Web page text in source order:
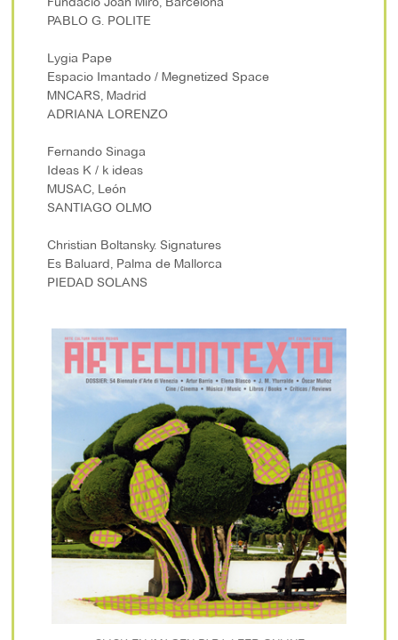
PABLO G. POLITE
Lygia Pape
Espacio Imantado / Megnetized Space
MNCARS, Madrid
ADRIANA LORENZO
Fernando Sinaga
Ideas K / k ideas
MUSAC, León
SANTIAGO OLMO
Christian Boltansky. Signatures
Es Baluard, Palma de Mallorca
PIEDAD SOLANS